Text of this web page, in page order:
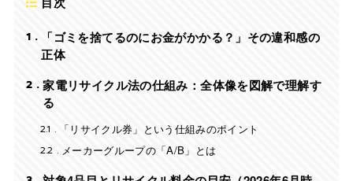
目次
1
「ゴミを捨てるのにお金がかかる？」その違和感の
正体
2
家電リサイクル法の仕組み：全体像を図解で理解す
る
2.1
「リサイクル券」という仕組みのポイント
2.2 メーカーグループの「A/B」とは